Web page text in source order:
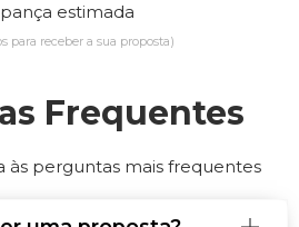
estimada
para receber a sua proposta)
Frequentes
às perguntas mais frequentes